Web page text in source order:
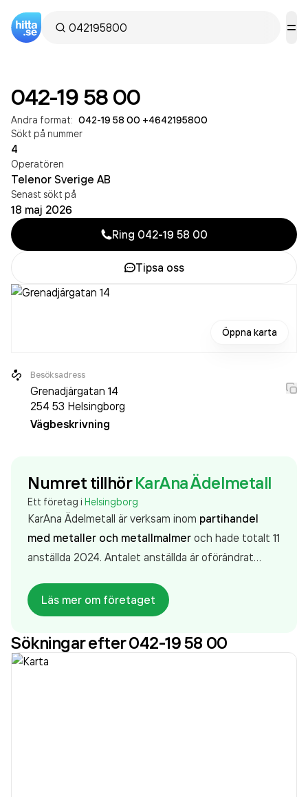
042-19 58 00
Andra format: 042-19 58 00 +4642195800
Sökt på nummer
4
Operatören
Telenor Sverige AB
Senast sökt på
18 maj 2026
Ring 042-19 58 00
Tipsa oss
Öppna karta
Besöksadress
Grenadjärgatan 14
254 53 Helsingborg
Vägbeskrivning
Numret tillhör KarAna Ädelmetall
Ett företag i Helsingborg
KarAna Ädelmetall är verksam inom partihandel
med metaller och metallmalmer och hade totalt 11
anställda 2024. Antalet anställda är oförändrat
varit aktivt sedan 1972. KarAna Ädelmetall
843 064 000,00 krsenaste räkenskapsåret
(2024).
Läs mer om företaget
Sökningar efter 042-19 58 00